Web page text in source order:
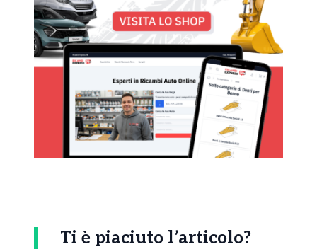
Ti è piaciuto l’articolo?